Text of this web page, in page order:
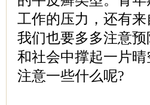
工作的压力，还有
我们也要多多注意
和社会中撑起一片
注意一些什么呢?